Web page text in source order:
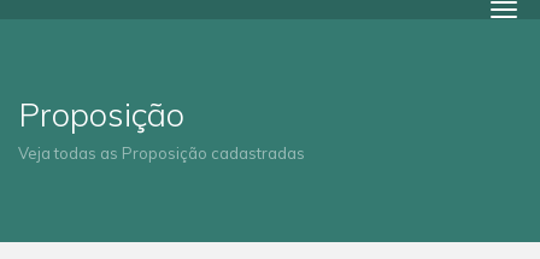
Proposição
Veja todas as Proposição cadastradas